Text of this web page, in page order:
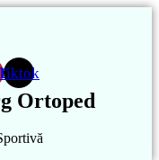
Ortoped